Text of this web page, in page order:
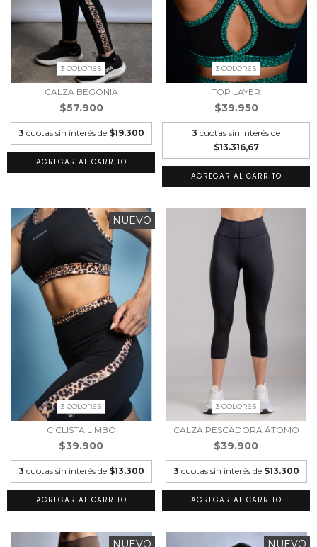
3 COLORES
CALZA BEGONIA
$57.900
3 cuotas sin interés de $19.300
AGREGAR AL CARRITO
3 COLORES
TOP LAYER
$39.950
3 cuotas sin interés de
$13.316,67
AGREGAR AL CARRITO
NUEVO
3 COLORES
CICLISTA LIMBO
$39.900
3 cuotas sin interés de $13.300
AGREGAR AL CARRITO
3 COLORES
CALZA PESCADORA ÁTOMO
$39.900
3 cuotas sin interés de $13.300
AGREGAR AL CARRITO
NUEVO NUEVO